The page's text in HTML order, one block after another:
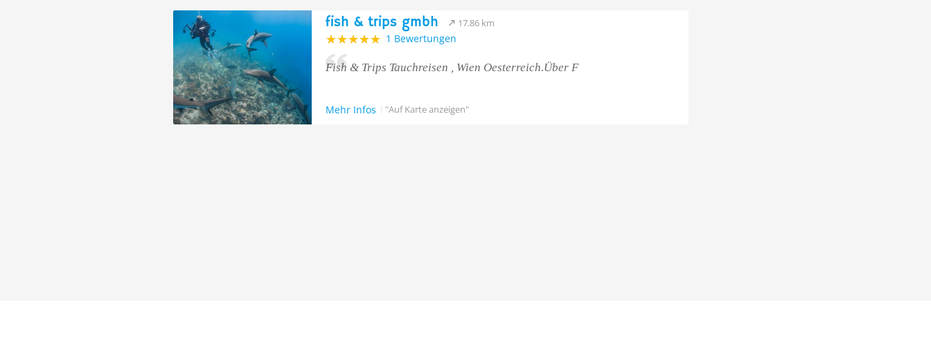
fish & trips gmbh 17.86 km
1 Bewertungen
Fish & Trips Tauchreisen , Wien Oesterreich.Über F
Mehr Infos "Auf Karte anzeigen"